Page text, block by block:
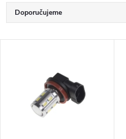
Ř
a
Doporučujeme
Nejprodávanější
Abecedně